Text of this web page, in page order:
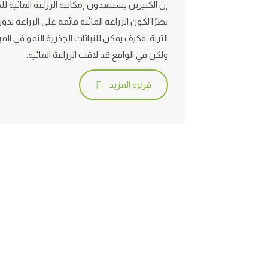
إن الكثيرين يستبعدون إمكانية الزراعة المائية
نظرًا لكون الزراعة المائية قائمة على الزراعة
التربة. فكيف يمكن للنباتات الجذرية النمو في
ولكن في الواقع قد لاقت الزراعة المائية…
قراءة المزيد